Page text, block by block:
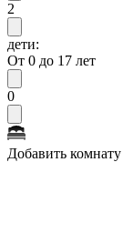
2
дети:
От 0 до 17 лет
0
Добавить комнату